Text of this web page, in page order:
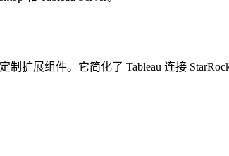
定制扩展组件。它简化了 Tableau 连接